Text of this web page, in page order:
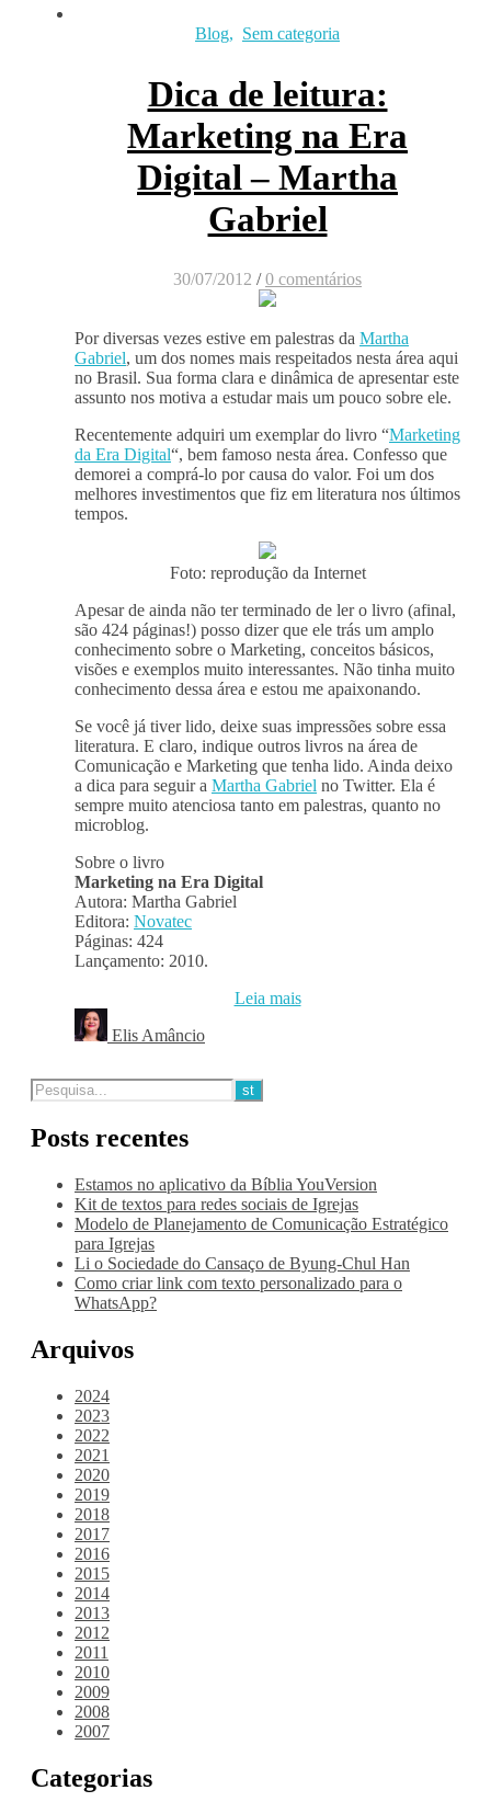
Blog, Sem categoria
Dica de leitura:
Marketing na Era
Digital – Martha
Gabriel
30/07/2012 / 0 comentários
Por diversas vezes estive em palestras da Martha
Gabriel, um dos nomes mais respeitados nesta área aqui
no Brasil. Sua forma clara e dinâmica de apresentar este
assunto nos motiva a estudar mais um pouco sobre ele.
Recentemente adquiri um exemplar do livro “Marketing
da Era Digital“, bem famoso nesta área. Confesso que
demorei a comprá-lo por causa do valor. Foi um dos
melhores investimentos que fiz em literatura nos últimos
tempos.
Foto: reprodução da Internet
Apesar de ainda não ter terminado de ler o livro (afinal,
são 424 páginas!) posso dizer que ele trás um amplo
conhecimento sobre o Marketing, conceitos básicos,
visões e exemplos muito interessantes. Não tinha muito
conhecimento dessa área e estou me apaixonando.
Se você já tiver lido, deixe suas impressões sobre essa
literatura. E claro, indique outros livros na área de
Comunicação e Marketing que tenha lido. Ainda deixo
a dica para seguir a Martha Gabriel no Twitter. Ela é
sempre muito atenciosa tanto em palestras, quanto no
microblog.
Sobre o livro
Marketing na Era Digital
Autora: Martha Gabriel
Editora: Novatec
Páginas: 424
Lançamento: 2010.
Leia mais
Elis Amâncio
Posts recentes
Estamos no aplicativo da Bíblia YouVersion
Kit de textos para redes sociais de Igrejas
Modelo de Planejamento de Comunicação Estratégico
para Igrejas
Li o Sociedade do Cansaço de Byung-Chul Han
Como criar link com texto personalizado para o
WhatsApp?
Arquivos
2024
2023
2022
2021
2020
2019
2018
2017
2016
2015
2014
2013
2012
2011
2010
2009
2008
2007
Categorias